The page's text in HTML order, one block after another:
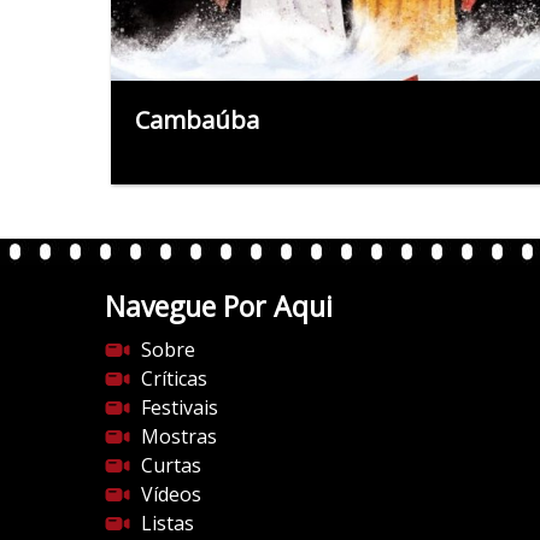
Cambaúba
Navegue Por Aqui
Sobre
Críticas
Festivais
Mostras
Curtas
Vídeos
Listas